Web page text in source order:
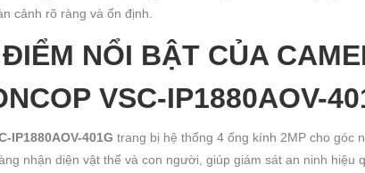
cảnh rõ ràng và ổn định.
NỔI BẬT CỦA
VSC-IP1880AOV-
IP1880AOV-401G trang bị hệ thống 4 ống kính 2MP cho góc
nhận diện vật thể và con người, giúp giám sát an ninh hiệu